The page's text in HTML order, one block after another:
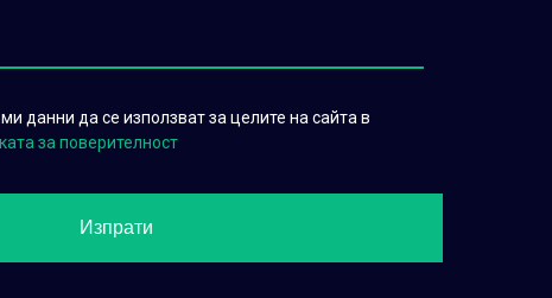
данни да се използват за целите на сайта в
за поверителност